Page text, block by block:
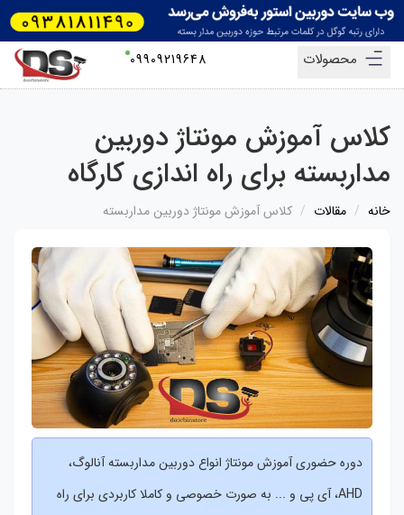
محصولات 09909219648
کلاس آموزش مونتاژ دوربین
مداربسته برای راه اندازی کارگاه
خانه مقالات کلاس آموزش مونتاژ دوربین مداربسته
دوره حضوری آموزش مونتاژ انواع دوربین مداربسته آنالوگ،
AHD، آی پی و ... به صورت خصوصی و کاملا کاربردی برای راه